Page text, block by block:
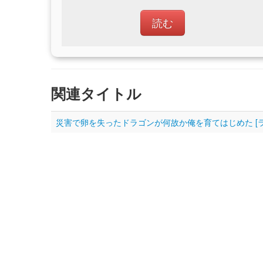
読む
関連タイトル
災害で卵を失ったドラゴンが何故か俺を育てはじめた [